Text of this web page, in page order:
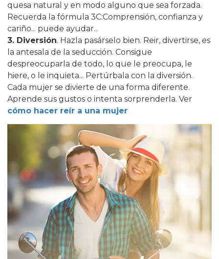
quesa natural y en modo alguno que sea forzada.
Recuerda la fórmula 3C:Comprensión, confianza y
cariño... puede ayudar...
3. Diversión. Hazla pasárselo bien. Reir, divertirse, es
la antesala de la seducción. Consigue
despreocuparla de todo, lo que le preocupa, le
hiere, o le inquieta... Pertúrbala con la diversión.
Cada mujer se divierte de una forma diferente.
Aprende sus gustos o intenta sorprenderla. Ver
cómo hacer reír a una mujer